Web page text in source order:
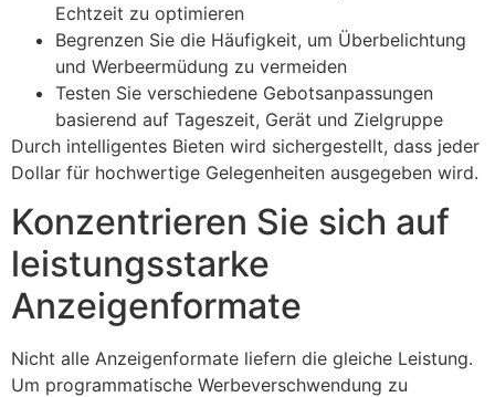
Echtzeit zu optimieren
Begrenzen Sie die Häufigkeit, um Überbelichtung
und Werbeermüdung zu vermeiden
Testen Sie verschiedene Gebotsanpassungen
basierend auf Tageszeit, Gerät und Zielgruppe
Durch intelligentes Bieten wird sichergestellt, dass jeder
Dollar für hochwertige Gelegenheiten ausgegeben wird.
Konzentrieren Sie sich auf
leistungsstarke
Anzeigenformate
Nicht alle Anzeigenformate liefern die gleiche Leistung.
Um programmatische Werbeverschwendung zu